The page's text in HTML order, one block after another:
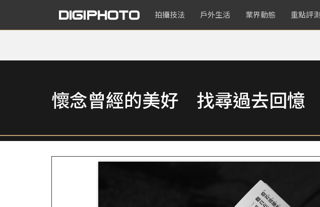
拍攝技法 戶外生活 業界動態 重點評測
懷念曾經的美好 找尋過去回憶